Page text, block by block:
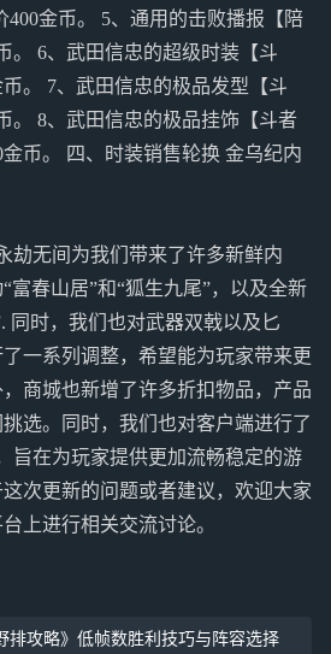
400金币。 5、通用的击败播报【陪
。 6、武田信忠的超级时装【斗
。 7、武田信忠的极品发型【斗
。 8、武田信忠的极品挂饰【斗者
币。 四、时装销售轮换 金乌纪内
劫无间为我们带来了许多新鲜内
富春山居”和“狐生九尾”，以及全新
同时，我们也对武器双戟以及匕
一系列调整，希望能为玩家带来更
商城也新增了许多折扣物品，产品
选。同时，我们也对客户端进行了
旨在为玩家提供更加流畅稳定的游
次更新的问题或者建议，欢迎大家
上进行相关交流讨论。
排攻略》低帧数胜利技巧与阵容选择